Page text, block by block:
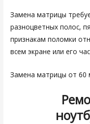
Замена матрицы
разноцветных полос,
признакам поломки
всем экране или его
Замена матрицы от 60